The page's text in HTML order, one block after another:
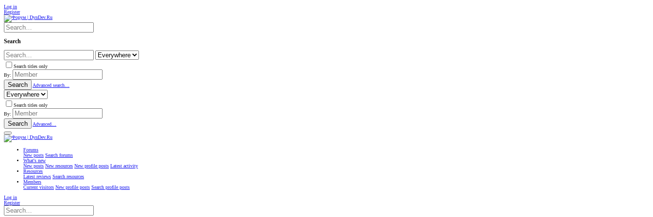
Log in
Register
Search
Search titles only
By:
Search Advanced search…
Search titles only
By:
Search Advanced…
Forums
New posts Search forums
What's new
New posts New resources New profile posts Latest activity
Resources
Latest reviews Search resources
Members
Current visitors New profile posts Search profile posts
Log in
Register